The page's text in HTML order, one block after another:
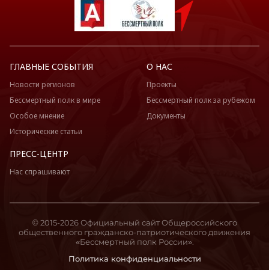
ГЛАВНЫЕ СОБЫТИЯ
Новости регионов
Бессмертный полк в мире
Особое мнение
Исторические статьи
О НАС
Проекты
Бессмертный полк за рубежом
Документы
ПРЕСС-ЦЕНТР
Нас спрашивают
Политика конфиденциальности
© 2015-2026 Официальный сайт Общероссийского
общественного гражданско-патриотического движения
«Бессмертный полк России».